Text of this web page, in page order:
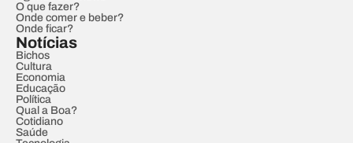
O que fazer?
Onde comer e beber?
Onde ficar?
Notícias
Bichos
Cultura
Economia
Educação
Política
Qual a Boa?
Cotidiano
Saúde